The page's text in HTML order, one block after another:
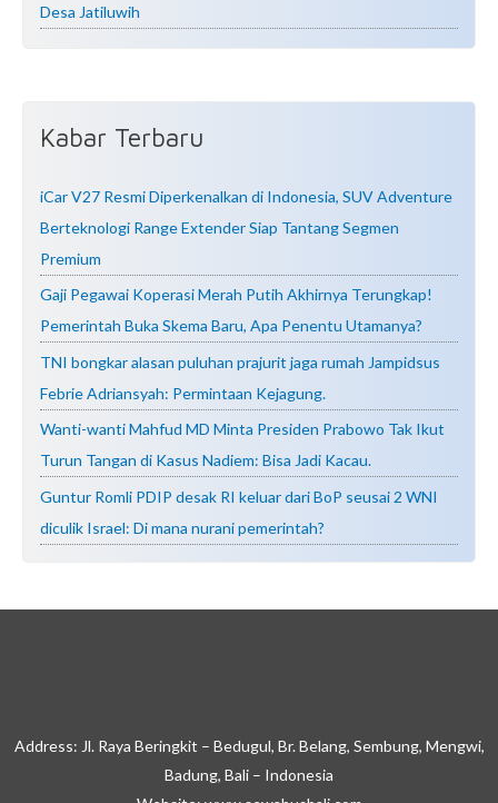
Desa Jatiluwih
Kabar Terbaru
iCar V27 Resmi Diperkenalkan di Indonesia, SUV Adventure
Berteknologi Range Extender Siap Tantang Segmen
Premium
Gaji Pegawai Koperasi Merah Putih Akhirnya Terungkap!
Pemerintah Buka Skema Baru, Apa Penentu Utamanya?
TNI bongkar alasan puluhan prajurit jaga rumah Jampidsus
Febrie Adriansyah: Permintaan Kejagung.
Wanti-wanti Mahfud MD Minta Presiden Prabowo Tak Ikut
Turun Tangan di Kasus Nadiem: Bisa Jadi Kacau.
Guntur Romli PDIP desak RI keluar dari BoP seusai 2 WNI
diculik Israel: Di mana nurani pemerintah?
Address: Jl. Raya Beringkit – Bedugul, Br. Belang, Sembung, Mengwi,
Badung, Bali – Indonesia